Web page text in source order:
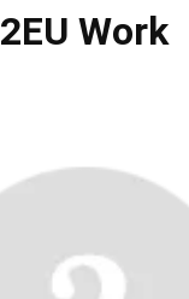
2EU Work